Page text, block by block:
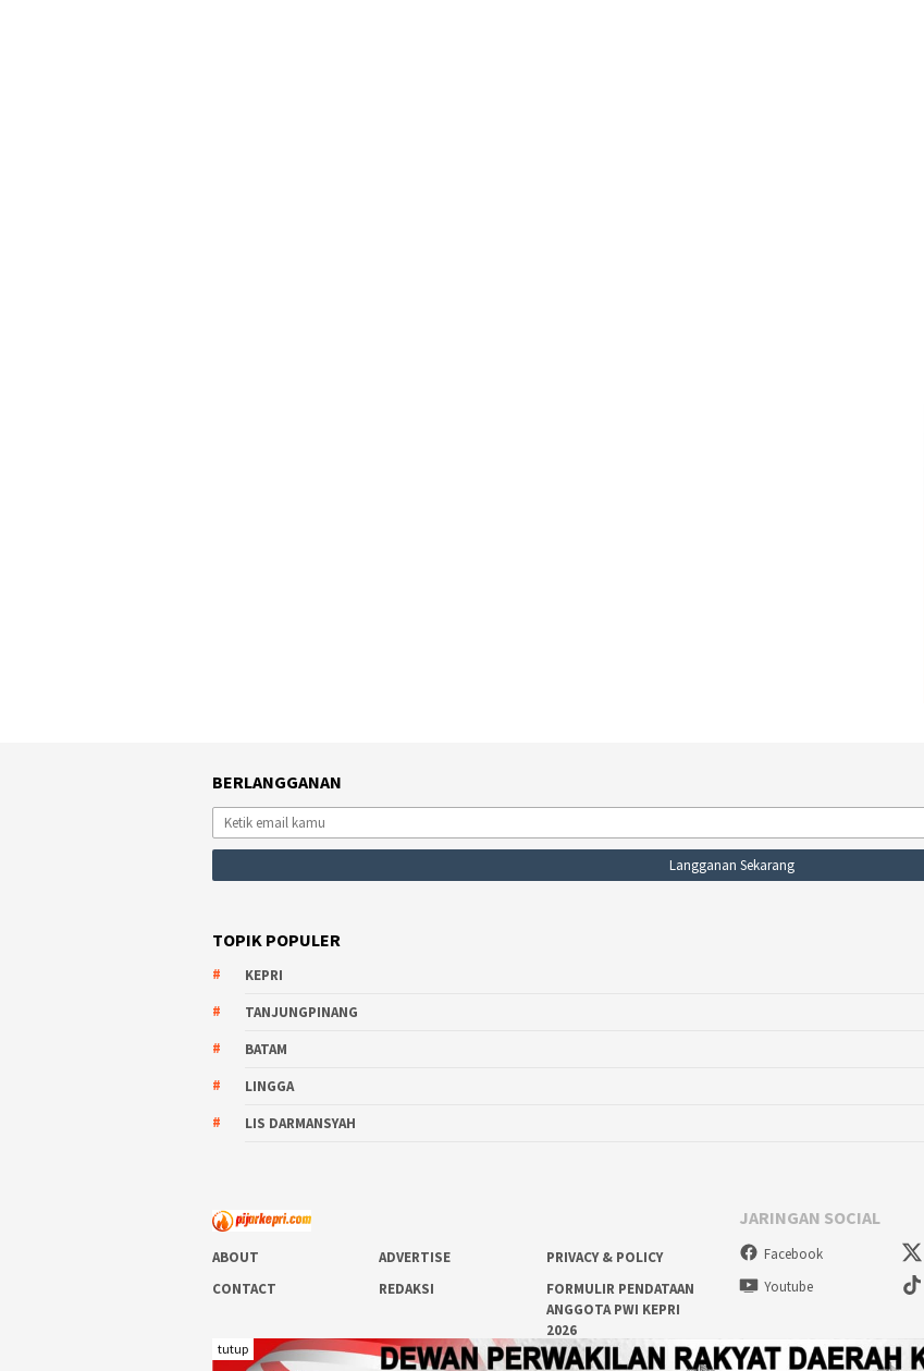
BERLANGGANAN
TOPIK POPULER
KEPRI
TANJUNGPINANG
BATAM
LINGGA
LIS DARMANSYAH
ABOUT ADVERTISE
PRIVACY & POLICY
CONTACT
REDAKSI
FORMULIR PENDATAAN
ANGGOTA PWI KEPRI
2026
JARINGAN SOCIAL
Facebook
Youtube
tutup